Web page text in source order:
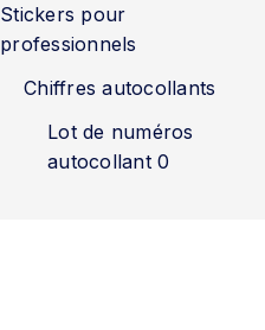
Stickers pour
professionnels
Chiffres autocollants
Lot de numéros
autocollant 0